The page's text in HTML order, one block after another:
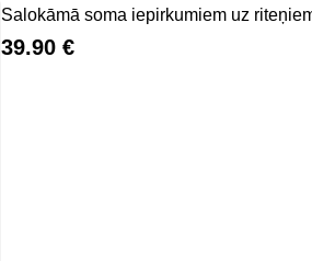
Salokāmā soma iepirkumiem uz
39.90 €